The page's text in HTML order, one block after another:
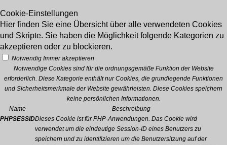
Cookie-Einstellungen
Hier finden Sie eine Übersicht über alle verwendeten Cookies
und Skripte. Sie haben die Möglichkeit folgende Kategorien zu
akzeptieren oder zu blockieren.
Notwendig Immer akzeptieren
Notwendige Cookies sind für die ordnungsgemäße Funktion der Website
erforderlich. Diese Kategorie enthält nur Cookies, die grundlegende Funktionen
und Sicherheitsmerkmale der Website gewährleisten. Diese Cookies speichern
keine persönlichen Informationen.
Name
Beschreibung
PHPSESSIDDieses Cookie ist für PHP-Anwendungen. Das Cookie wird
verwendet um die eindeutige Session-ID eines Benutzers zu
speichern und zu identifizieren um die Benutzersitzung auf der